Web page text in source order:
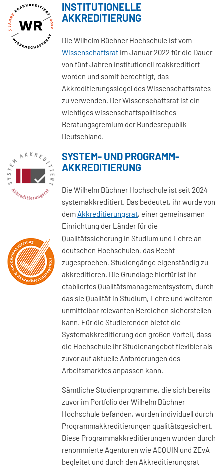
INSTITUTIONELLE
AKKREDITIERUNG
Die Wilhelm Büchner Hochschule ist vom
Wissenschaftsrat im Januar 2022 für die Dauer
von fünf Jahren institutionell reakkreditiert
worden und somit berechtigt, das
Akkreditierungssiegel des Wissenschaftsrates
zu verwenden. Der Wissenschaftsrat ist ein
wichtiges wissenschaftspolitisches
Beratungsgremium der Bundesrepublik
Deutschland.
SYSTEM- UND PROGRAMM-
AKKREDITIERUNG
Die Wilhelm Büchner Hochschule ist seit 2024
systemakkreditiert. Das bedeutet, ihr wurde von
dem Akkreditierungsrat, einer gemeinsamen
Einrichtung der Länder für die
Qualitätssicherung in Studium und Lehre an
deutschen Hochschulen, das Recht
zugesprochen, Studiengänge eigenständig zu
akkreditieren. Die Grundlage hierfür ist ihr
etabliertes Qualitätsmanagementsystem, durch
das sie Qualität in Studium, Lehre und weiteren
unmittelbar relevanten Bereichen sicherstellen
kann. Für die Studierenden bietet die
Systemakkreditierung den großen Vorteil, dass
die Hochschule ihr Studienangebot flexibler als
zuvor auf aktuelle Anforderungen des
Arbeitsmarktes anpassen kann.
Sämtliche Studienprogramme, die sich bereits
zuvor im Portfolio der Wilhelm Büchner
Hochschule befanden, wurden individuell durch
Programmakkreditierungen qualitätsgesichert.
Diese Programmakkreditierungen wurden durch
renommierte Agenturen wie ACQUIN und ZEvA
begleitet und durch den Akkreditierungsrat